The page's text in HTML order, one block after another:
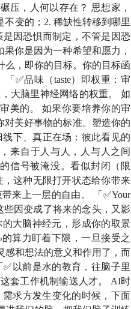
愈强、弱者愈弱的社会现
赢家通吃」的结构。
him that hath not shall be
快。
History of the Twenty-first
球化与互联网让距离成本大
征秩序，如社会规则或语言
压，人何以存在？ 思想家，
变的；2. 稀缺性转移到哪里
因恐惧而制定，不管是因恐
你是因为一种希望和愿力，
么，即你的目标。你的目标函
✅品味（taste）即权重：审
大脑里神经网络的权重。 如
美的。 如果你要培养你的审
美好事物的标准。塑造你的
下、真正在场：彼此看见的
来自于人与人，人与人之间
信号被淹没。看似封闭（限
这种无限打开状态给你带来
来上一层的自由。 「✅Your
些因变成了将来的念头，又影
大脑神经元，形成你的取景
算力盯着下限，一旦接受之
感和想法的意义和作用了，而
以前是水的教育，往脑子里
套工作机制输送人才。 AI时
求方发生变化的时候，下面